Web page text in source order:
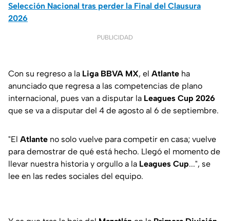
Selección Nacional tras perder la Final del Clausura
2026
PUBLICIDAD
Con su regreso a la Liga BBVA MX, el Atlante ha
anunciado que regresa a las competencias de plano
internacional, pues van a disputar la Leagues Cup 2026
que se va a disputar del 4 de agosto al 6 de septiembre.
"El Atlante no solo vuelve para competir en casa; vuelve
para demostrar de qué está hecho. Llegó el momento de
llevar nuestra historia y orgullo a la Leagues Cup...", se
lee en las redes sociales del equipo.